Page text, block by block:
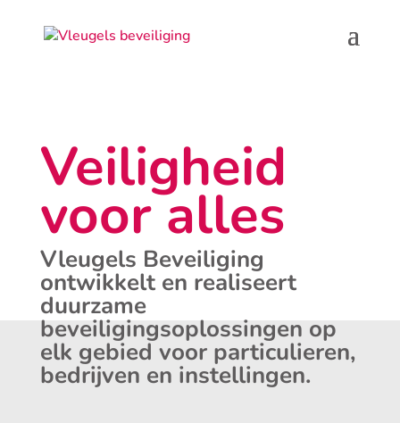
Veiligheid
voor alles
Vleugels Beveiliging
ontwikkelt en realiseert
duurzame
beveiligingsoplossingen op
elk gebied voor particulieren,
bedrijven en instellingen.